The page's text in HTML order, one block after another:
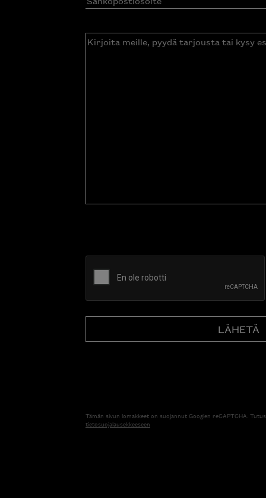
Kirjoita
Tämän sivun lomakkeet on suojannut Googlen reCAPTCHA.
tietosuojalausekkeeseen